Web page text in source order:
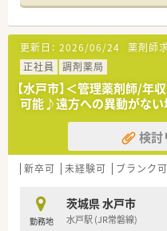
【店舗情報と応需状況に
■最寄りの赤塚駅から徒
在、約80枚/日の処方箋
■現在は小児科や耳鼻科
り、専門的な知識を深め
■常時2名から3名の薬剤
も在籍しているため業
【法人特徴について】
■水戸市内において地域
にお住まいの患者様か
■社長自らが現場に入っ
■スタッフの定着率が非
従業員が多いことも安
更新日： 2026/06/24 薬剤師
正社員
調剤薬局
【水戸市】＜管理薬剤師/年
可能♪遠方への異動がない
検討
新卒可 未経験可 ブランク可
勤務地
茨城県 水戸市
水戸駅 (JR常磐線)